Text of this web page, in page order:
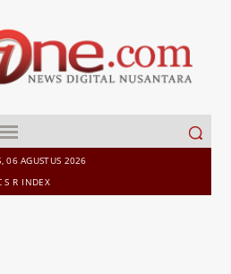
Search
for:
06 AGUSTUS 2026
S R INDEX